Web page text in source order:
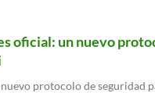
oficial: un nuevo
protocolo de seguridad